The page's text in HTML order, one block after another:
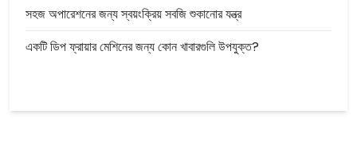
সহজ অপারেশনের জন্য স্বয়ংক্রিয় সবজি শুকানোর যন্ত্র
একটি ডিপ ফ্রায়ার মেশিনের জন্য কোন খাবারগুলি উপযুক্ত?